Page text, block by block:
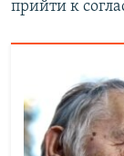
прийти к